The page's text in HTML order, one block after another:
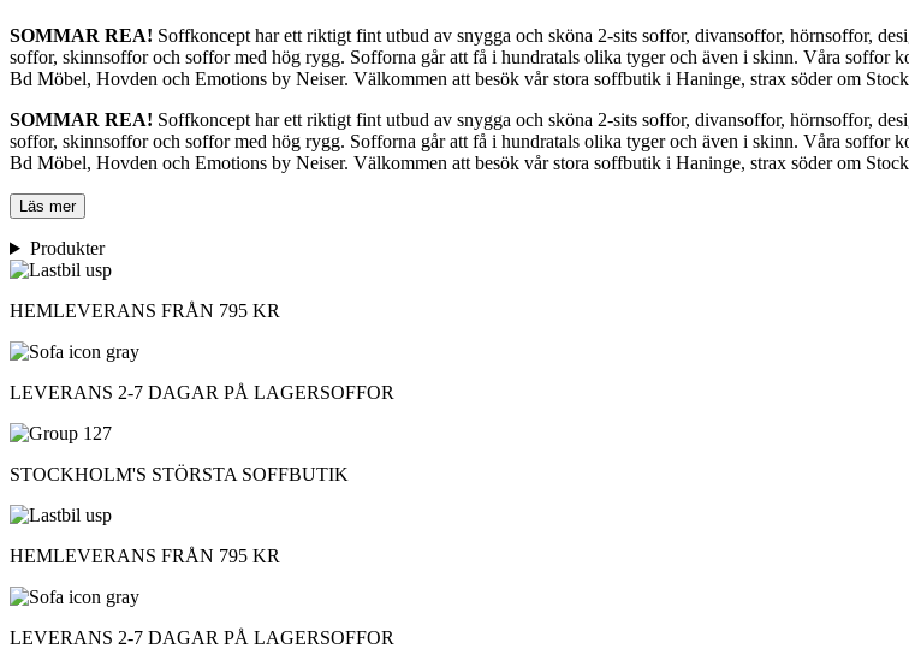
SOMMAR REA! Soffkoncept har ett riktigt fint utbud av snygga och sköna 2-sits soffor, divansoffor, hörnsoffor,
soffor, skinnsoffor och soffor med hög rygg. Sofforna går att få i hundratals olika tyger och även i skinn. Våra soffor
Bd Möbel, Hovden och Emotions by Neiser. Välkommen att besök vår stora soffbutik i Haninge, strax söder om
SOMMAR REA! Soffkoncept har ett riktigt fint utbud av snygga och sköna 2-sits soffor, divansoffor, hörnsoffor,
soffor, skinnsoffor och soffor med hög rygg. Sofforna går att få i hundratals olika tyger och även i skinn. Våra soffor
Bd Möbel, Hovden och Emotions by Neiser. Välkommen att besök vår stora soffbutik i Haninge, strax söder om
Läs mer
Produkter
HEMLEVERANS FRÅN 795 KR
LEVERANS 2-7 DAGAR PÅ LAGERSOFFOR
STOCKHOLM'S STÖRSTA SOFFBUTIK
HEMLEVERANS FRÅN 795 KR
LEVERANS 2-7 DAGAR PÅ LAGERSOFFOR